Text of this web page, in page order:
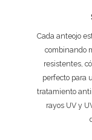
Cada anteojo
combinando
resistentes,
perfecto para
tratamiento
rayos UV y